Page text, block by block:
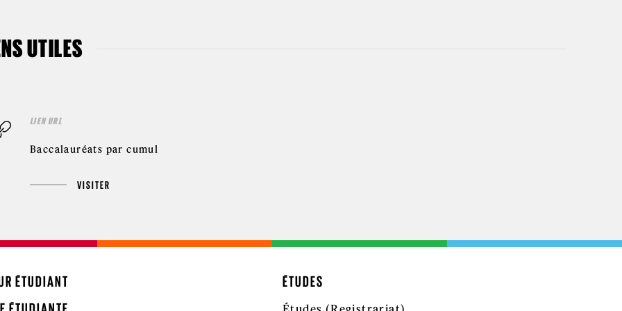
UTILES
LIEN URL
Baccalauréats par cumul
VISITER
ÉTUDIANT
ÉTUDES